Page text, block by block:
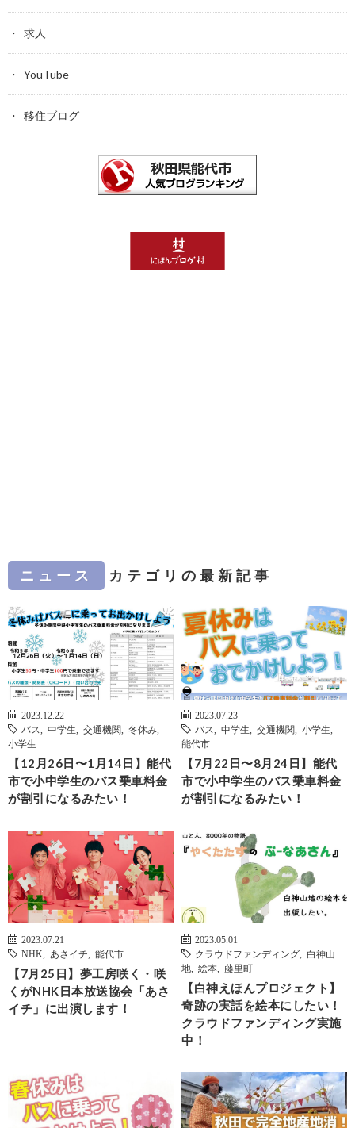
求人
YouTube
移住ブログ
ニュース カテゴリの最新記事
2023.12.22
バス
中学生 交通機関 冬休み
小学生
【12月26日〜1月14日】能代
市で小中学生のバス乗車料金
が割引になるみたい！
2023.07.23
バス
中学生 交通機関 小学生
能代市
【7月22日〜8月24日】能代
市で小中学生のバス乗車料金
が割引になるみたい！
2023.07.21
NHK
あさイチ 能代市
【7月25日】夢工房咲く・咲
くがNHK日本放送協会「あさ
イチ」に出演します！
2023.05.01
クラウドファンディング
白神山
地
絵本 藤里町
【白神えほんプロジェクト】
奇跡の実話を絵本にしたい！
クラウドファンディング実施
中！